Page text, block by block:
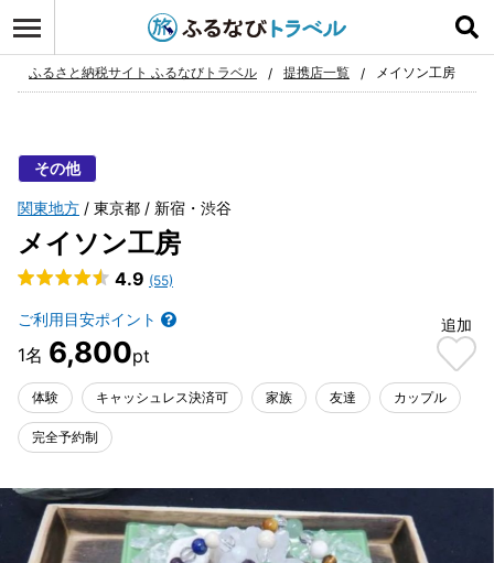
お気に入り
ふるさと納税サイト ふるなびトラベル 提携店一覧 メイソン工房
その他
関東地方 東京都 新宿・渋谷
メイソン工房
4.9 (55)
ご利用目安ポイント
6,800
追加
体験 キャッシュレス決済可 家族 友達 カップル
完全予約制